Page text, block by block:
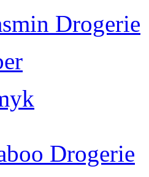
Drogerie
Drogerie